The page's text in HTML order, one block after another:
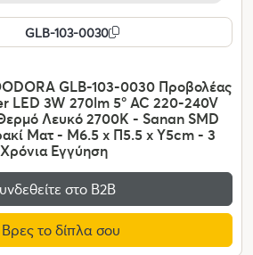
GLB-103-0030
GLB-103-0030 Προβολέας
LED 3W 270lm 5° AC 220-240V
Λευκό 2700K - Sanan SMD
Ματ - Μ6.5 x Π5.5 x Υ5cm - 3
Χρόνια Εγγύηση
στο Β2Β
το δίπλα σου